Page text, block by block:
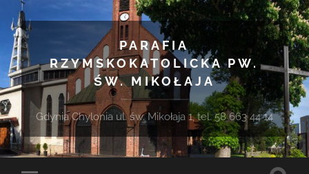
PARAFIA
RZYMSKOKATOLICKA PW.
ŚW. MIKOŁAJA
Gdynia Chylonia ul. św. Mikołaja 1, tel. 58 663 44 14